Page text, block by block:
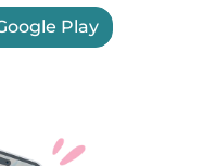
Play